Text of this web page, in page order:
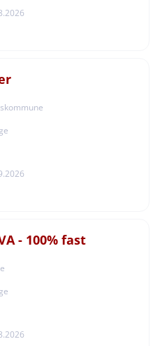
- 100% fast